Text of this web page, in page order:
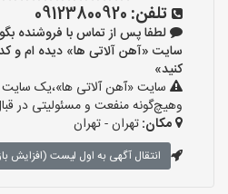
تلفن: 09123800920
لطفا پس از تماس با فروشنده
کنید»
سایت «آهن آلاتی ها»،یک
وهیچ‌گونه منفعت و مسئولیتی در
مکان:تهران - تهران
انتقال آگهی به اول لیست (افزایش